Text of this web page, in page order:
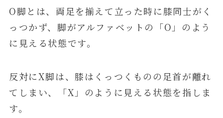
O脚とは、両足を揃えて立った時に膝同士がく
っつかず、脚がアルファベットの「O」のよう
に見える状態です。
反対にX脚は、膝はくっつくものの足首が離れ
てしまい、「X」のように見える状態を指しま
す。